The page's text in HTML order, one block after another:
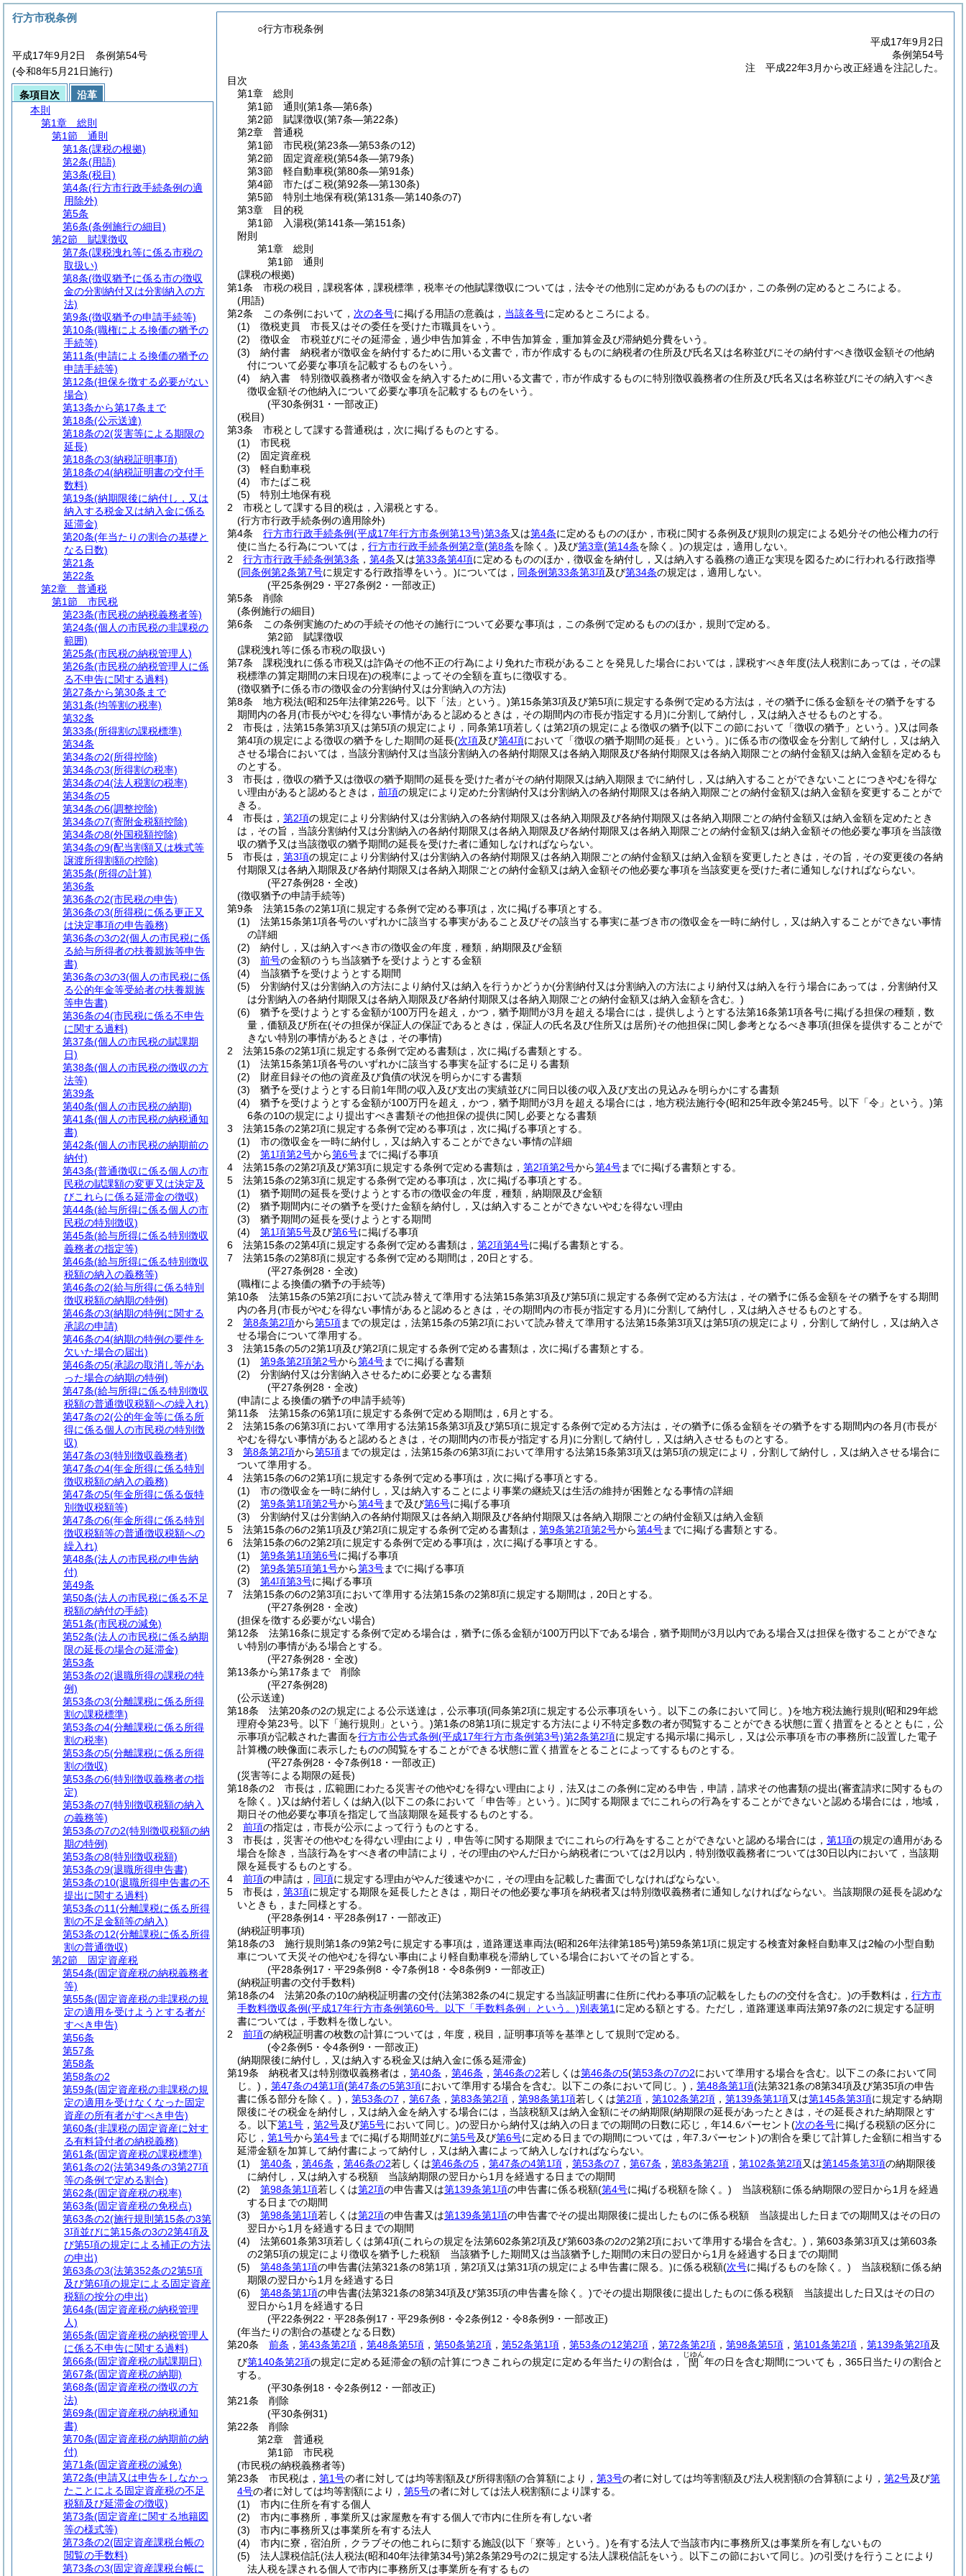
○行方市税条例
平成17年9月2日
条例第54号
注 平成22年3月から改正経過を注記した。
目次
第1章
総則
第1節
通則 (第1条―第6条)
第2節
賦課徴収(第7条―第22条)
第2章
普通税
第1節
市民税(第23条―第53条の12)
第2節
固定資産税(第54条―第79条)
第3節
軽自動車税(第80条―第91条)
第4節
市たばこ税(第92条―第130条)
第5節
特別土地保有税(第131条―第140条の7)
第3章
目的税
第1節
入湯税(第141条―第151条)
附則
第1章
総則
第1節
通則
(課税の根拠)
第1条
市税の税目，課税客体，課税標準，税率その他賦課徴収については，法令その他別に定めがあるもののほか，この条例の定めるところによる。
(用語)
第2条
この条例において， 次の各号に掲げる用語の意義は， 当該各号に定めるところによる。
(1)
徴税吏員 市長又はその委任を受けた市職員をいう。
(2)
徴収金 市税並びにその延滞金，過少申告加算金，不申告加算金，重加算金及び滞納処分費をいう。
(3)
納付書 納税者が徴収金を納付するために用いる文書で，市が作成するものに納税者の住所及び氏名又は名称並びにその納付すべき徴収金額その他納
付について必要な事項を記載するものをいう。
(4)
納入書 特別徴収義務者が徴収金を納入するために用いる文書で，市が作成するものに特別徴収義務者の住所及び氏名又は名称並びにその納入すべき
徴収金額その他納入について必要な事項を記載するものをいう。
(平30条例31・一部改正)
(税目)
第3条
市税として課する普通税は，次に掲げるものとする。
(1)
市民税
(2)
固定資産税
(3)
軽自動車税
(4)
市たばこ税
(5)
特別土地保有税
2
市税として課する目的税は，入湯税とする。
(行方市行政手続条例の適用除外)
第4条
行方市行政手続条例(平成17年行方市条例第13号)第3条又は第4条に定めるもののほか，市税に関する条例及び規則の規定による処分その他公権力の行
使に当たる行為については， 行方市行政手続条例第2章(第8条を除く。)及び第3章(第14条を除く。)の規定は，適用しない。
2
行方市行政手続条例第3条 ， 第4条又は第33条第4項に定めるもののほか，徴収金を納付し，又は納入する義務の適正な実現を図るために行われる行政指導
(同条例第2条第7号に規定する行政指導をいう。)については， 同条例第33条第3項及び第34条の規定は，適用しない。
(平25条例29・平27条例2・一部改正)
第5条
削除
(条例施行の細目)
第6条
この条例実施のための手続その他その施行について必要な事項は，この条例で定めるもののほか，規則で定める。
第2節
賦課徴収
(課税洩れ等に係る市税の取扱い)
第7条
課税洩れに係る市税又は詐偽その他不正の行為により免れた市税があることを発見した場合においては，課税すべき年度(法人税割にあっては，その課
税標準の算定期間の末日現在)の税率によってその全額を直ちに徴収する。
(徴収猶予に係る市の徴収金の分割納付又は分割納入の方法)
第8条
地方税法(昭和25年法律第226号。以下「法」という。)第15条第3項及び第5項に規定する条例で定める方法は，その猶予に係る金額をその猶予をする
期間内の各月(市長がやむを得ない事情があると認めるときは，その期間内の市長が指定する月)に分割して納付し，又は納入させるものとする。
2
市長は，法第15条第3項又は第5項の規定により，同条第1項若しくは第2項の規定による徴収の猶予(以下この節において「徴収の猶予」という。)又は同条
第4項の規定による徴収の猶予をした期間の延長(次項及び第4項において「徴収の猶予期間の延長」という。)に係る市の徴収金を分割して納付し，又は納入
させる場合においては，当該分割納付又は当該分割納入の各納付期限又は各納入期限及び各納付期限又は各納入期限ごとの納付金額又は納入金額を定めるも
のとする。
3
市長は，徴収の猶予又は徴収の猶予期間の延長を受けた者がその納付期限又は納入期限までに納付し，又は納入することができないことにつきやむを得な
い理由があると認めるときは， 前項の規定により定めた分割納付又は分割納入の各納付期限又は各納入期限ごとの納付金額又は納入金額を変更することがで
きる。
4
市長は， 第2項の規定により分割納付又は分割納入の各納付期限又は各納入期限及び各納付期限又は各納入期限ごとの納付金額又は納入金額を定めたとき
は，その旨，当該分割納付又は分割納入の各納付期限又は各納入期限及び各納付期限又は各納入期限ごとの納付金額又は納入金額その他必要な事項を当該徴
収の猶予又は当該徴収の猶予期間の延長を受けた者に通知しなければならない。
5
市長は， 第3項の規定により分割納付又は分割納入の各納付期限又は各納入期限ごとの納付金額又は納入金額を変更したときは，その旨，その変更後の各納
付期限又は各納入期限及び各納付期限又は各納入期限ごとの納付金額又は納入金額その他必要な事項を当該変更を受けた者に通知しなければならない。
(平27条例28・全改)
(徴収猶予の申請手続等)
第9条
法第15条の2第1項に規定する条例で定める事項は，次に掲げる事項とする。
(1)
法第15条第1項各号のいずれかに該当する事実があること及びその該当する事実に基づき市の徴収金を一時に納付し，又は納入することができない事情
の詳細
(2)
納付し，又は納入すべき市の徴収金の年度，種類，納期限及び金額
(3)
前号の金額のうち当該猶予を受けようとする金額
(4)
当該猶予を受けようとする期間
(5)
分割納付又は分割納入の方法により納付又は納入を行うかどうか(分割納付又は分割納入の方法により納付又は納入を行う場合にあっては，分割納付又
は分割納入の各納付期限又は各納入期限及び各納付期限又は各納入期限ごとの納付金額又は納入金額を含む。)
(6)
猶予を受けようとする金額が100万円を超え，かつ，猶予期間が3月を超える場合には，提供しようとする法第16条第1項各号に掲げる担保の種類，数
量，価額及び所在(その担保が保証人の保証であるときは，保証人の氏名及び住所又は居所)その他担保に関し参考となるべき事項(担保を提供することがで
きない特別の事情があるときは，その事情)
2
法第15条の2第1項に規定する条例で定める書類は，次に掲げる書類とする。
(1)
法第15条第1項各号のいずれかに該当する事実を証するに足りる書類
(2)
財産目録その他の資産及び負債の状況を明らかにする書類
(3)
猶予を受けようとする日前1年間の収入及び支出の実績並びに同日以後の収入及び支出の見込みを明らかにする書類
(4)
猶予を受けようとする金額が100万円を超え，かつ，猶予期間が3月を超える場合には，地方税法施行令(昭和25年政令第245号。以下「令」という。)第
6条の10の規定により提出すべき書類その他担保の提供に関し必要となる書類
3
法第15条の2第2項に規定する条例で定める事項は，次に掲げる事項とする。
(1)
市の徴収金を一時に納付し，又は納入することができない事情の詳細
(2)
第1項第2号から第6号までに掲げる事項
4
法第15条の2第2項及び第3項に規定する条例で定める書類は， 第2項第2号から第4号までに掲げる書類とする。
5
法第15条の2第3項に規定する条例で定める事項は，次に掲げる事項とする。
(1)
猶予期間の延長を受けようとする市の徴収金の年度，種類，納期限及び金額
(2)
猶予期間内にその猶予を受けた金額を納付し，又は納入することができないやむを得ない理由
(3)
猶予期間の延長を受けようとする期間
(4)
第1項第5号及び第6号に掲げる事項
6
法第15条の2第4項に規定する条例で定める書類は， 第2項第4号に掲げる書類とする。
7
法第15条の2第8項に規定する条例で定める期間は，20日とする。
(平27条例28・全改)
(職権による換価の猶予の手続等)
第10条
法第15条の5第2項において読み替えて準用する法第15条第3項及び第5項に規定する条例で定める方法は，その猶予に係る金額をその猶予をする期間
内の各月(市長がやむを得ない事情があると認めるときは，その期間内の市長が指定する月)に分割して納付し，又は納入させるものとする。
2
第8条第2項から第5項までの規定は，法第15条の5第2項において読み替えて準用する法第15条第3項又は第5項の規定により，分割して納付し，又は納入さ
せる場合について準用する。
3
法第15条の5の2第1項及び第2項に規定する条例で定める書類は，次に掲げる書類とする。
(1)
第9条第2項第2号から第4号までに掲げる書類
(2)
分割納付又は分割納入させるために必要となる書類
(平27条例28・全改)
(申請による換価の猶予の申請手続等)
第11条
法第15条の6第1項に規定する条例で定める期間は，6月とする。
2
法第15条の6第3項において準用する法第15条第3項及び第5項に規定する条例で定める方法は，その猶予に係る金額をその猶予をする期間内の各月(市長が
やむを得ない事情があると認めるときは，その期間内の市長が指定する月)に分割して納付し，又は納入させるものとする。
3
第8条第2項から第5項までの規定は，法第15条の6第3項において準用する法第15条第3項又は第5項の規定により，分割して納付し，又は納入させる場合に
ついて準用する。
4
法第15条の6の2第1項に規定する条例で定める事項は，次に掲げる事項とする。
(1)
市の徴収金を一時に納付し，又は納入することにより事業の継続又は生活の維持が困難となる事情の詳細
(2)
第9条第1項第2号から第4号まで及び第6号に掲げる事項
(3)
分割納付又は分割納入の各納付期限又は各納入期限及び各納付期限又は各納入期限ごとの納付金額又は納入金額
5
法第15条の6の2第1項及び第2項に規定する条例で定める書類は， 第9条第2項第2号から第4号までに掲げる書類とする。
6
法第15条の6の2第2項に規定する条例で定める事項は，次に掲げる事項とする。
(1)
第9条第1項第6号に掲げる事項
(2)
第9条第5項第1号から第3号までに掲げる事項
(3)
第4項第3号に掲げる事項
7
法第15条の6の2第3項において準用する法第15条の2第8項に規定する期間は，20日とする。
(平27条例28・全改)
(担保を徴する必要がない場合)
第12条
法第16条に規定する条例で定める場合は，猶予に係る金額が100万円以下である場合，猶予期間が3月以内である場合又は担保を徴することができな
い特別の事情がある場合とする。
(平27条例28・全改)
第13条から第17条まで
削除
(平27条例28)
(公示送達)
第18条
法第20条の2の規定による公示送達は，公示事項(同条第2項に規定する公示事項をいう。以下この条において同じ。)を地方税法施行規則 (昭和29年総
理府令第23号。以下「施行規則」という。)第1条の8第1項に規定する方法により不特定多数の者が閲覧することができる状態に置く措置をとるとともに，公
示事項が記載された書面を行方市公告式条例(平成17年行方市条例第3号)第2条第2項に規定する掲示場に掲示し，又は公示事項を市の事務所に設置した電子
計算機の映像面に表示したものの閲覧をすることができる状態に置く措置をとることによってするものとする。
(平27条例28・令7条例18・一部改正)
(災害等による期限の延長)
第18条の2
市長は，広範囲にわたる災害その他やむを得ない理由により，法又はこの条例に定める申告，申請，請求その他書類の提出(審査請求に関するもの
を除く。)又は納付若しくは納入(以下この条において「申告等」という。)に関する期限までにこれらの行為をすることができないと認める場合には，地域，
期日その他必要な事項を指定して当該期限を延長するものとする。
2
前項の指定は，市長が公示によって行うものとする。
3
市長は，災害その他やむを得ない理由により，申告等に関する期限までにこれらの行為をすることができないと認める場合には， 第1項の規定の適用がある
場合を除き，当該行為をすべき者の申請により，その理由のやんだ日から納税者については2月以内，特別徴収義務者については30日以内において，当該期
限を延長するものとする。
4
前項の申請は， 同項に規定する理由がやんだ後速やかに，その理由を記載した書面でしなければならない。
5
市長は， 第3項に規定する期限を延長したときは，期日その他必要な事項を納税者又は特別徴収義務者に通知しなければならない。 当該期限の延長を認めな
いときも，また同様とする。
(平28条例14・平28条例17・一部改正)
(納税証明事項)
第18条の3
施行規則第1条の9第2号に規定する事項は，道路運送車両法(昭和26年法律第185号)第59条第1項に規定する検査対象軽自動車又は2輪の小型自動
車について天災その他やむを得ない事由により軽自動車税を滞納している場合においてその旨とする。
(平28条例17・平29条例8・令7条例18・令8条例9・一部改正)
(納税証明書の交付手数料)
第18条の4
法第20条の10の納税証明書の交付(法第382条の4に規定する当該証明書に住所に代わる事項の記載をしたものの交付を含む。)の手数料は， 行方市
手数料徴収条例(平成17年行方市条例第60号。以下「手数料条例」という。)別表第1 に定める額とする。 ただし，道路運送車両法第97条の2に規定する証明
書については，手数料を徴しない。
2
前項の納税証明書の枚数の計算については，年度，税目，証明事項等を基準として規則で定める。
(令2条例5・令4条例9・一部改正)
(納期限後に納付し，又は納入する税金又は納入金に係る延滞金)
第19条
納税者又は特別徴収義務者は， 第40条 ， 第46条 ， 第46条の2若しくは第46条の5(第53条の7の2において準用する場合を含む。以下この条において同
じ。) ， 第47条の4第1項(第47条の5第3項において準用する場合を含む。以下この条において同じ。) ， 第48条第1項(法第321条の8第34項及び第35項の申告
書に係る部分を除く。) ， 第53条の7 ， 第67条 ， 第83条第2項 ， 第98条第1項若しくは第2項 ， 第102条第2項 ， 第139条第1項又は第145条第3項に規定する納期
限後にその税金を納付し，又は納入金を納入する場合には，当該税額又は納入金額にその納期限(納期限の延長があったときは，その延長された納期限とす
る。以下第1号 ， 第2号及び第5号において同じ。)の翌日から納付又は納入の日までの期間の日数に応じ，年14.6パーセント(次の各号に掲げる税額の区分に
応じ， 第1号から第4号までに掲げる期間並びに第5号及び第6号に定める日までの期間については，年7.3パーセント)の割合を乗じて計算した金額に相当する
延滞金額を加算して納付書によって納付し，又は納入書によって納入しなければならない。
(1)
第40条 ， 第46条 ， 第46条の2若しくは第46条の5 ， 第47条の4第1項 ， 第53条の7 ， 第67条 ， 第83条第2項 ， 第102条第2項又は第145条第3項の納期限後
に納付し，又は納入する税額 当該納期限の翌日から1月を経過する日までの期間
(2)
第98条第1項若しくは第2項の申告書又は第139条第1項の申告書に係る税額(第4号に掲げる税額を除く。) 当該税額に係る納期限の翌日から1月を経過
する日までの期間
(3)
第98条第1項若しくは第2項の申告書又は第139条第1項の申告書でその提出期限後に提出したものに係る税額 当該提出した日までの期間又はその日の
翌日から1月を経過する日までの期間
(4)
法第601条第3項若しくは第4項(これらの規定を法第602条第2項及び第603条の2の2第2項において準用する場合を含む。) ，第603条第3項又は第603条
の2第5項の規定により徴収を猶予した税額 当該猶予した期間又は当該猶予した期間の末日の翌日から1月を経過する日までの期間
(5)
第48条第1項の申告書(法第321条の8第1項，第2項又は第31項の規定による申告書に限る。)に係る税額(次号に掲げるものを除く。) 当該税額に係る納
期限の翌日から1月を経過する日
(6)
第48条第1項の申告書(法第321条の8第34項及び第35項の申告書を除く。)でその提出期限後に提出したものに係る税額 当該提出した日又はその日の
翌日から1月を経過する日
(平22条例22・平28条例17・平29条例8・令2条例12・令8条例9・一部改正)
(年当たりの割合の基礎となる日数)
第20条
前条 ， 第43条第2項 ， 第48条第5項 ， 第50条第2項 ， 第52条第1項 ， 第53条の12第2項 ， 第72条第2項 ， 第98条第5項 ， 第101条第2項 ， 第139条第2項及
び第140条第2項の規定に定める延滞金の額の計算につきこれらの規定に定める年当たりの割合は， 閏
じゆん
年の日を含む期間についても，365日当たりの割合と
する。
(平30条例18・令2条例12・一部改正)
第21条
削除
(平30条例31)
第22条
削除
第2章
普通税
第1節
市民税
(市民税の納税義務者等)
第23条
市民税は， 第1号の者に対しては均等割額及び所得割額の合算額により， 第3号の者に対しては均等割額及び法人税割額の合算額により， 第2号及び第
4号の者に対しては均等割額により， 第5号の者に対しては法人税割額により課する。
(1)
市内に住所を有する個人
(2)
市内に事務所，事業所又は家屋敷を有する個人で市内に住所を有しない者
(3)
市内に事務所又は事業所を有する法人
(4)
市内に寮，宿泊所，クラブその他これらに類する施設(以下「寮等」という。)を有する法人で当該市内に事務所又は事業所を有しないもの
(5)
法人課税信託(法人税法(昭和40年法律第34号)第2条第29号の2に規定する法人課税信託をいう。以下この節において同じ。)の引受けを行うことにより
法人税を課される個人で市内に事務所又は事業所を有するもの
行方市税条例
平成17年9月2日 条例第54号
(令和8年5月21日施行)
条項目次
沿革
本則
第1章
総則
第1節
通則
第1条(課税の根拠)
第2条(用語)
第3条(税目)
第4条(行方市行政手続条例の適
用除外)
第5条
第6条(条例施行の細目)
第2節
賦課徴収
第7条(課税洩れ等に係る市税の
取扱い)
第8条(徴収猶予に係る市の徴収
金の分割納付又は分割納入の方
法)
第9条(徴収猶予の申請手続等)
第10条(職権による換価の猶予の
手続等)
第11条(申請による換価の猶予の
申請手続等)
第12条(担保を徴する必要がない
場合)
第13条から第17条まで
第18条(公示送達)
第18条の2(災害等による期限の
延長)
第18条の3(納税証明事項)
第18条の4(納税証明書の交付手
数料)
第19条(納期限後に納付し，又は
納入する税金又は納入金に係る
延滞金)
第20条(年当たりの割合の基礎と
なる日数)
第21条
第22条
第2章
普通税
第1節
市民税
第23条(市民税の納税義務者等)
第24条(個人の市民税の非課税の
範囲)
第25条(市民税の納税管理人)
第26条(市民税の納税管理人に係
る不申告に関する過料)
第27条から第30条まで
第31条(均等割の税率)
第32条
第33条(所得割の課税標準)
第34条
第34条の2(所得控除)
第34条の3(所得割の税率)
第34条の4(法人税割の税率)
第34条の5
第34条の6(調整控除)
第34条の7(寄附金税額控除)
第34条の8(外国税額控除)
第34条の9(配当割額又は株式等
譲渡所得割額の控除)
第35条(所得の計算)
第36条
第36条の2(市民税の申告)
第36条の3(所得税に係る更正又
は決定事項の申告義務)
第36条の3の2(個人の市民税に係
る給与所得者の扶養親族等申告
書)
第36条の3の3(個人の市民税に係
る公的年金等受給者の扶養親族
等申告書)
第36条の4(市民税に係る不申告
に関する過料)
第37条(個人の市民税の賦課期
日)
第38条(個人の市民税の徴収の方
法等)
第39条
第40条(個人の市民税の納期)
第41条(個人の市民税の納税通知
書)
第42条(個人の市民税の納期前の
納付)
第43条(普通徴収に係る個人の市
民税の賦課額の変更又は決定及
びこれらに係る延滞金の徴収)
第44条(給与所得に係る個人の市
民税の特別徴収)
第45条(給与所得に係る特別徴収
義務者の指定等)
第46条(給与所得に係る特別徴収
税額の納入の義務等)
第46条の2(給与所得に係る特別
徴収税額の納期の特例)
第46条の3(納期の特例に関する
承認の申請)
第46条の4(納期の特例の要件を
欠いた場合の届出)
第46条の5(承認の取消し等があ
った場合の納期の特例)
第47条(給与所得に係る特別徴収
税額の普通徴収税額への繰入れ)
第47条の2(公的年金等に係る所
得に係る個人の市民税の特別徴
収)
第47条の3(特別徴収義務者)
第47条の4(年金所得に係る特別
徴収税額の納入の義務)
第47条の5(年金所得に係る仮特
別徴収税額等)
第47条の6(年金所得に係る特別
徴収税額等の普通徴収税額への
繰入れ)
第48条(法人の市民税の申告納
付)
第49条
第50条(法人の市民税に係る不足
税額の納付の手続)
第51条(市民税の減免)
第52条(法人の市民税に係る納期
限の延長の場合の延滞金)
第53条
第53条の2(退職所得の課税の特
例)
第53条の3(分離課税に係る所得
割の課税標準)
第53条の4(分離課税に係る所得
割の税率)
第53条の5(分離課税に係る所得
割の徴収)
第53条の6(特別徴収義務者の指
定)
第53条の7(特別徴収税額の納入
の義務等)
第53条の7の2(特別徴収税額の納
期の特例)
第53条の8(特別徴収税額)
第53条の9(退職所得申告書)
第53条の10(退職所得申告書の不
提出に関する過料)
第53条の11(分離課税に係る所得
割の不足金額等の納入)
第53条の12(分離課税に係る所得
割の普通徴収)
第2節
固定資産税
第54条(固定資産税の納税義務者
等)
第55条(固定資産税の非課税の規
定の適用を受けようとする者が
すべき申告)
第56条
第57条
第58条
第58条の2
第59条(固定資産税の非課税の規
定の適用を受けなくなった固定
資産の所有者がすべき申告)
第60条(非課税の固定資産に対す
る有料貸付者の納税義務)
第61条(固定資産税の課税標準)
第61条の2(法第349条の3第27項
等の条例で定める割合)
第62条(固定資産税の税率)
第63条(固定資産税の免税点)
第63条の2(施行規則第15条の3第
3項並びに第15条の3の2第4項及
び第5項の規定による補正の方法
の申出)
第63条の3(法第352条の2第5項
及び第6項の規定による固定資産
税額の按分の申出)
第64条(固定資産税の納税管理
人)
第65条(固定資産税の納税管理人
に係る不申告に関する過料)
第66条(固定資産税の賦課期日)
第67条(固定資産税の納期)
第68条(固定資産税の徴収の方
法)
第69条(固定資産税の納税通知
書)
第70条(固定資産税の納期前の納
付)
第71条(固定資産税の減免)
第72条(申請又は申告をしなかっ
たことによる固定資産税の不足
税額及び延滞金の徴収)
第73条(固定資産に関する地籍図
等の様式等)
第73条の2(固定資産課税台帳の
閲覧の手数料)
第73条の3(固定資産課税台帳に